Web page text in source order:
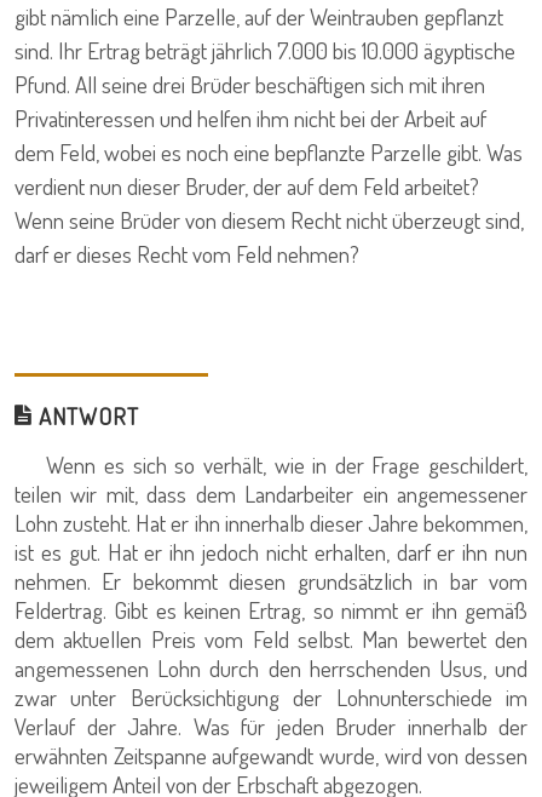
gibt nämlich eine Parzelle, auf der Weintrauben gepflanzt
sind. Ihr Ertrag beträgt jährlich 7.000 bis 10.000 ägyptische
Pfund. All seine drei Brüder beschäftigen sich mit ihren
Privatinteressen und helfen ihm nicht bei der Arbeit auf
dem Feld, wobei es noch eine bepflanzte Parzelle gibt. Was
verdient nun dieser Bruder, der auf dem Feld arbeitet?
Wenn seine Brüder von diesem Recht nicht überzeugt sind,
darf er dieses Recht vom Feld nehmen?
ANTWORT
Wenn es sich so verhält, wie in der Frage geschildert,
teilen wir mit, dass dem Landarbeiter ein angemessener
Lohn zusteht. Hat er ihn innerhalb dieser Jahre bekommen,
ist es gut. Hat er ihn jedoch nicht erhalten, darf er ihn nun
nehmen. Er bekommt diesen grundsätzlich in bar vom
Feldertrag. Gibt es keinen Ertrag, so nimmt er ihn gemäß
dem aktuellen Preis vom Feld selbst. Man bewertet den
angemessenen Lohn durch den herrschenden Usus, und
zwar unter Berücksichtigung der Lohnunterschiede im
Verlauf der Jahre. Was für jeden Bruder innerhalb der
erwähnten Zeitspanne aufgewandt wurde, wird von dessen
jeweiligem Anteil von der Erbschaft abgezogen.